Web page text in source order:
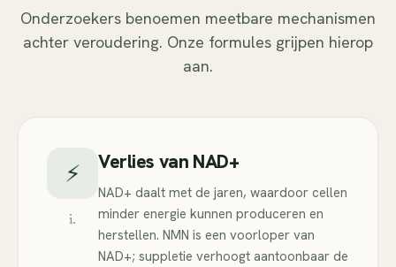
Onderzoekers benoemen meetbare mechanismen
achter veroudering. Onze formules grijpen hierop
aan.
⚡
i.
Verlies van NAD+
NAD+ daalt met de jaren, waardoor cellen
minder energie kunnen produceren en
herstellen. NMN is een voorloper van
NAD+; suppletie verhoogt aantoonbaar de